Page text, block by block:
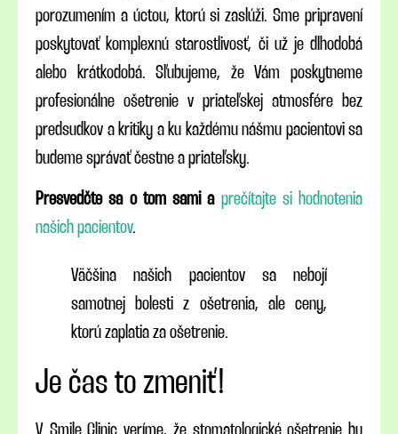
porozumením a úctou, ktorú si zaslúži. Sme pripravení
poskytovať komplexnú starostlivosť, či už je dlhodobá
alebo krátkodobá. Sľubujeme, že Vám poskytneme
profesionálne ošetrenie v priateľskej atmosfére bez
predsudkov a kritiky a ku každému nášmu pacientovi sa
budeme správať čestne a priateľsky.
Presvedčte sa o tom sami a prečítajte si hodnotenia
našich pacientov.
Väčšina našich pacientov sa nebojí
samotnej bolesti z ošetrenia, ale ceny,
ktorú zaplatia za ošetrenie.
Je čas to zmeniť!
V Smile Clinic veríme, že stomatologické ošetrenie by